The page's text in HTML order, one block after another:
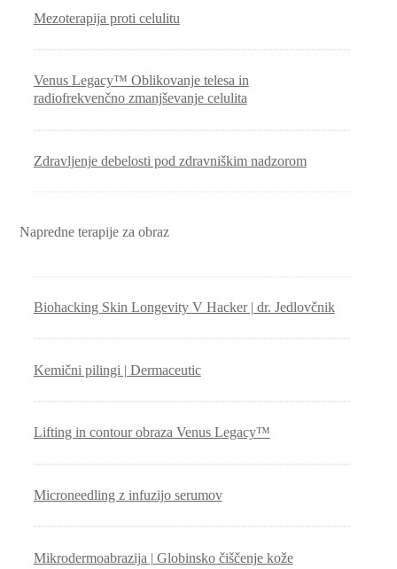
Mezoterapija proti celulitu
Venus Legacy™ Oblikovanje telesa in
radiofrekvenčno zmanjševanje celulita
Zdravljenje debelosti pod zdravniškim nadzorom
Napredne terapije za obraz
Biohacking Skin Longevity V Hacker | dr. Jedlovčnik
Kemični pilingi | Dermaceutic
Lifting in contour obraza Venus Legacy™
Microneedling z infuzijo serumov
Mikrodermoabrazija | Globinsko čiščenje kože